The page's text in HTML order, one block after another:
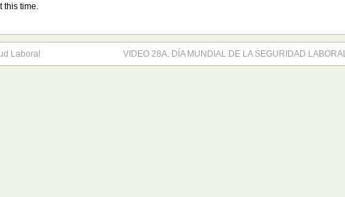
time.
Laboral VIDEO 28A. DÍA MUNDIAL DE LA SEGURIDAD LABORAL